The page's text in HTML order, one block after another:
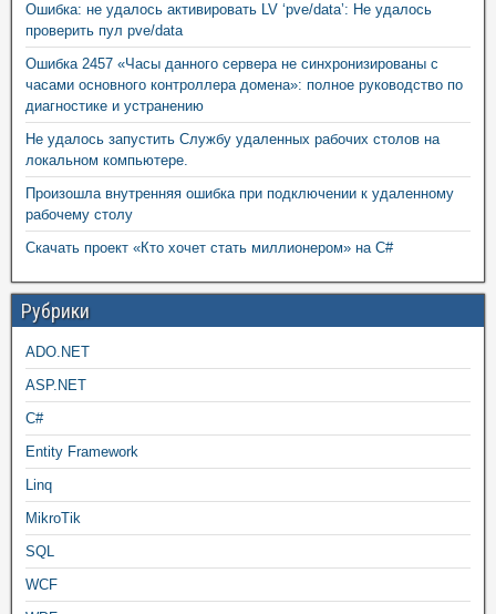
Ошибка: не удалось активировать LV ‘pve/data’: Не удалось
проверить пул pve/data
Ошибка 2457 «Часы данного сервера не синхронизированы с
часами основного контроллера домена»: полное руководство по
диагностике и устранению
Не удалось запустить Службу удаленных рабочих столов на
локальном компьютере.
Произошла внутренняя ошибка при подключении к удаленному
рабочему столу
Скачать проект «Кто хочет стать миллионером» на C#
Рубрики
ADO.NET
ASP.NET
C#
Entity Framework
Linq
MikroTik
SQL
WCF